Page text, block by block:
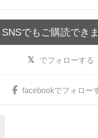
SNSでもご購読できま
でフォローする
facebookでフォロー